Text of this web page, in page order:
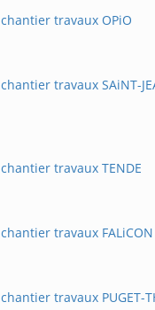
travaux OPiO
travaux SAiNT-
travaux TENDE
travaux FALiCON
travaux PUGET-